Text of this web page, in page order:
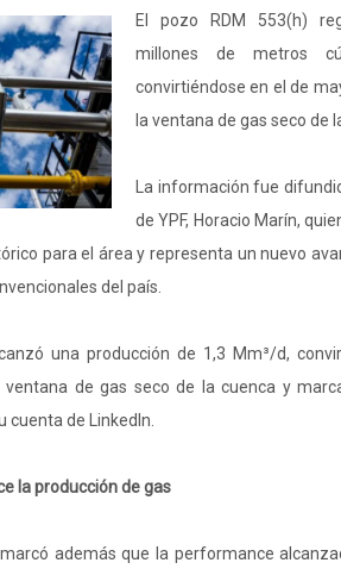
El pozo RDM 553(h)
millones de metros
convirtiéndose en el de
la ventana de gas seco de
La información fue
de YPF, Horacio Marín,
para el área y representa un nuevo
del país.
una producción de 1,3 Mm³/d,
de gas seco de la cuenca y
cuenta de LinkedIn.
la producción de gas
además que la performance